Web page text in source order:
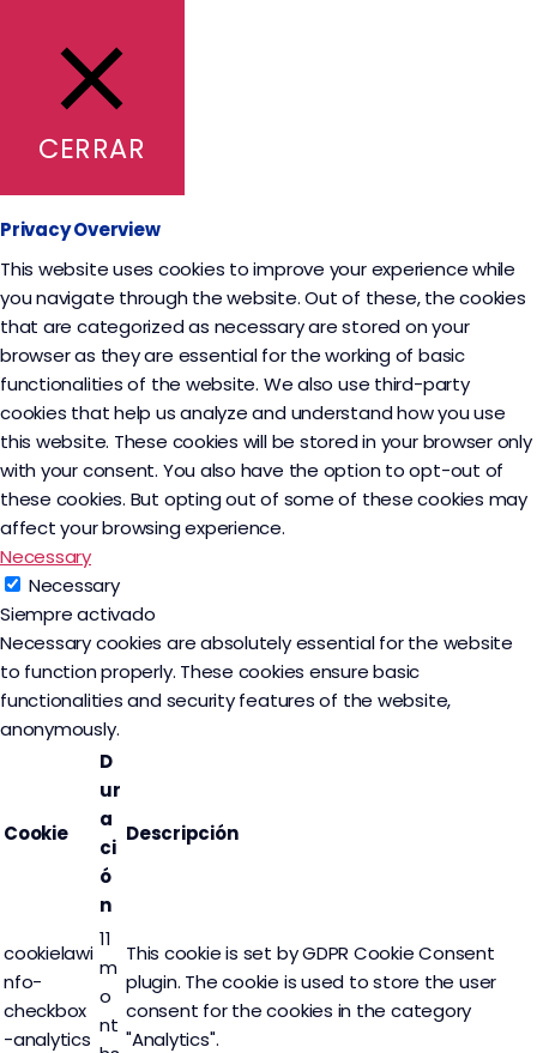
CERRAR
Privacy Overview
This website uses cookies to improve your experience while
you navigate through the website. Out of these, the cookies
that are categorized as necessary are stored on your
browser as they are essential for the working of basic
functionalities of the website. We also use third-party
cookies that help us analyze and understand how you use
this website. These cookies will be stored in your browser only
with your consent. You also have the option to opt-out of
these cookies. But opting out of some of these cookies may
affect your browsing experience.
Necessary
Necessary
Siempre activado
Necessary cookies are absolutely essential for the website
to function properly. These cookies ensure basic
functionalities and security features of the website,
anonymously.
Cookie
D
ur
a
ci
ó
n
Descripción
cookielawi
nfo-
checkbox
-analytics
11
m
o
nt
This cookie is set by GDPR Cookie Consent
plugin. The cookie is used to store the user
consent for the cookies in the category
"Analytics".